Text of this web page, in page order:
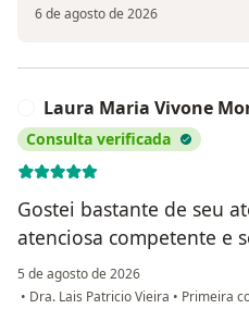
6 de agosto de 2026
Laura Maria Vivone
Consulta verificada
Gostei bastante de seu
atenciosa competente e
5 de agosto de 2026
• Dra. Lais Patricio Vieira • Primeira